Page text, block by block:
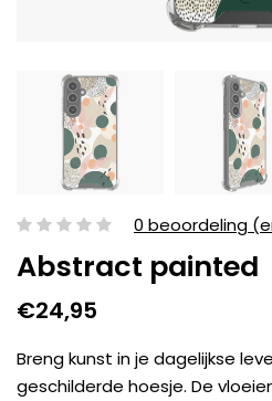
0 beoordeling
Abstract painted
€24,95
Breng kunst in je dagelijkse
geschilderde hoesje. De